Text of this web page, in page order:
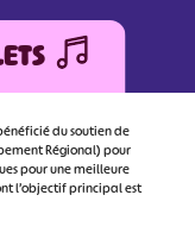
du soutien de
Régional) pour
pour une meilleure
l’objectif principal est